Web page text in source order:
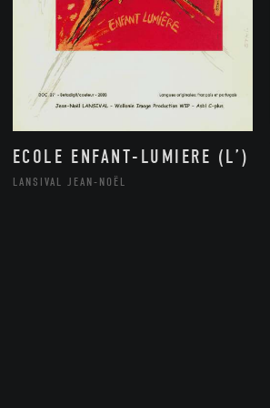
ECOLE ENFANT-LUMIERE (L’)
LANSIVAL JEAN-NOËL